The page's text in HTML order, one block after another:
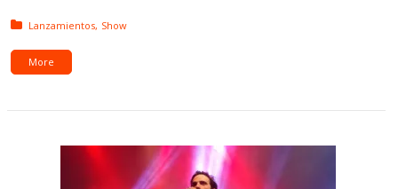
Posted in:
Lanzamientos Show
More